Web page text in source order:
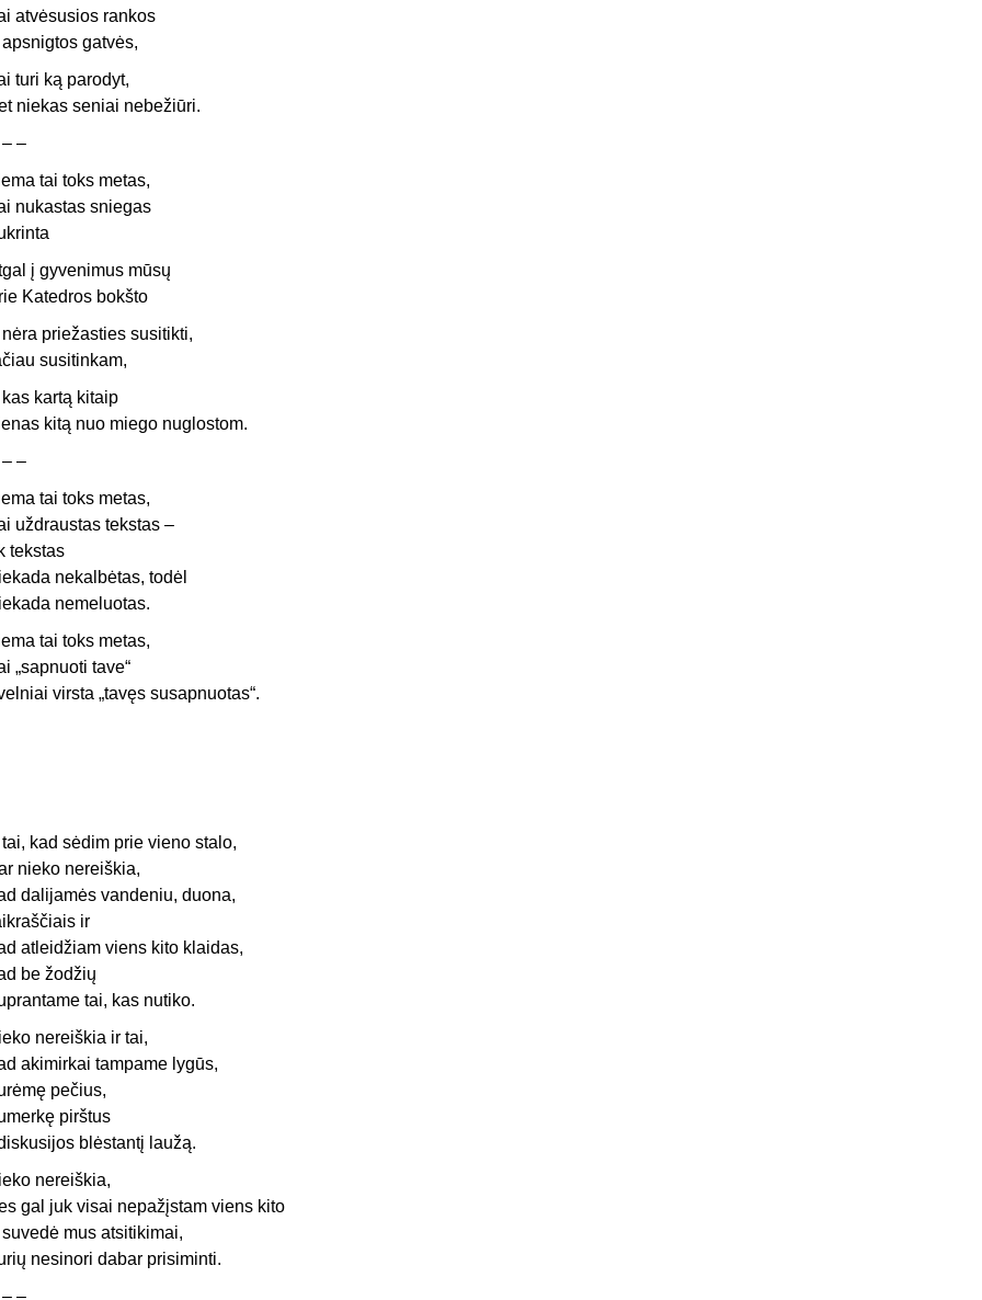
atvėsusios rankos
apsnigtos gatvės,
turi ką parodyt,
niekas seniai nebežiūri.
–
tai toks metas,
nukastas sniegas
į gyvenimus mūsų
Katedros bokšto
nėra priežasties susitikti,
susitinkam,
kas kartą kitaip
kitą nuo miego nuglostom.
–
tai toks metas,
uždraustas tekstas –
tekstas
nekalbėtas, todėl
nemeluotas.
tai toks metas,
„sapnuoti tave“
virsta „tavęs susapnuotas“.
kad sėdim prie vieno stalo,
nieko nereiškia,
dalijamės vandeniu, duona,
ir
atleidžiam viens kito klaidas,
be žodžių
tai, kas nutiko.
nereiškia ir tai,
akimirkai tampame lygūs,
pečius,
pirštus
blėstantį laužą.
nereiškia,
gal juk visai nepažįstam viens kito
suvedė mus atsitikimai,
nesinori dabar prisiminti.
–